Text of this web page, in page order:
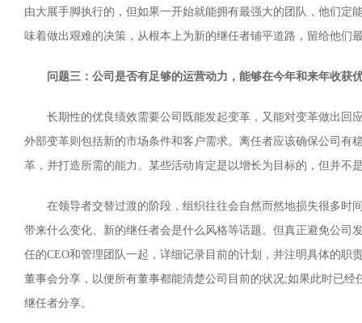
由大展手脚执行的，但如果一开始就能拥有最强大的团队，他们定
味着做出艰难的决策，从根本上为新的继任者铺平道路，留给他们
问题三：公司是否有足够的运营动力，能够在今年和来年收获
长期性的优良绩效需要公司既能发起变革，又能对变革做出回
外部变革则包括新的市场条件和客户需求。离任者应该确保公司有
革，并打造所需的能力。某些活动肯定是以增长为目标的，但并不
在领导者交替过渡的阶段，组织往往会自然而然地损失很多时
带来什么变化、新的继任者会是什么风格等话题。但真正避免公司
任的CEO和管理团队一起，详细记录目前的计划，并注明具体的职
董事会分享，以便所有董事都能清楚公司目前的状况;如果此时已经
继任者分享。